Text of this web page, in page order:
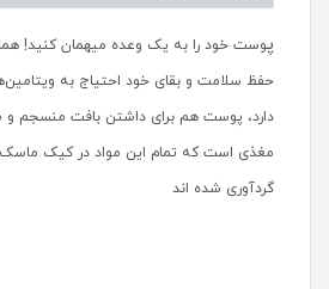
پوست خود را به یک وعده میهمان کنید!
حفظ سلامت و بقای خود احتیاج به
دارد، پوست هم برای داشتن بافت منسجم و
مغذی است که تمام این مواد در کیک ماسک
گردآوری شده اند